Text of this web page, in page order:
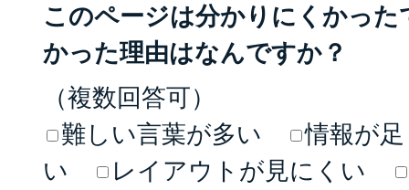
このページは分かりにくかっ
かった理由はなんですか？
（複数回答可）
難しい言葉が多い
情報が
い
レイアウトが見にくい